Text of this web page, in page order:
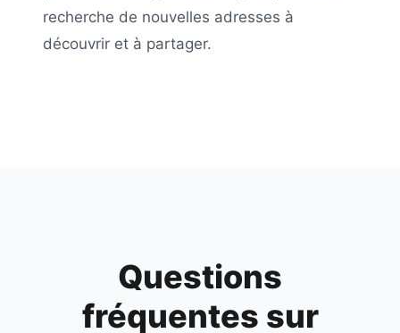
recherche de nouvelles adresses à
découvrir et à partager.
Questions
fréquentes sur